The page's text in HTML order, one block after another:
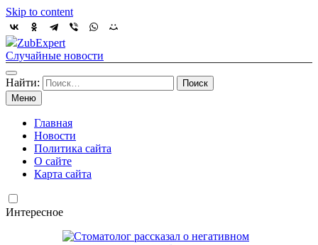
Skip to content
ZubExpert
Случайные новости
Найти:
Меню
Главная
Новости
Политика сайта
О сайте
Карта сайта
Интересное